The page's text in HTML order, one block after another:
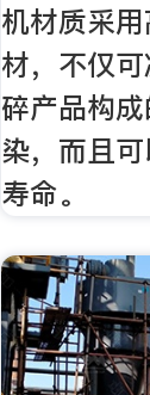
机材质采
材，不仅
碎产品构
染，而且
寿命。